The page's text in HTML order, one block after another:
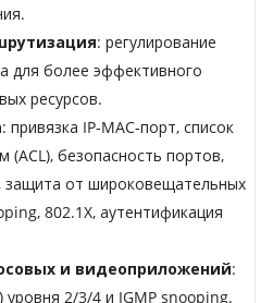
: регулирование
для более эффективного
ресурсов.
: привязка IP‑MAC‑порт, список
(ACL), безопасность портов,
защита от широковещательных
802.1X, аутентификация
и видеоприложений:
уровня 2/3/4 и IGMP snooping.